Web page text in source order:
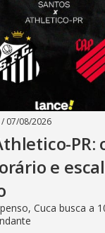
/ 07/08/2026
PR:
e
Cuca busca a